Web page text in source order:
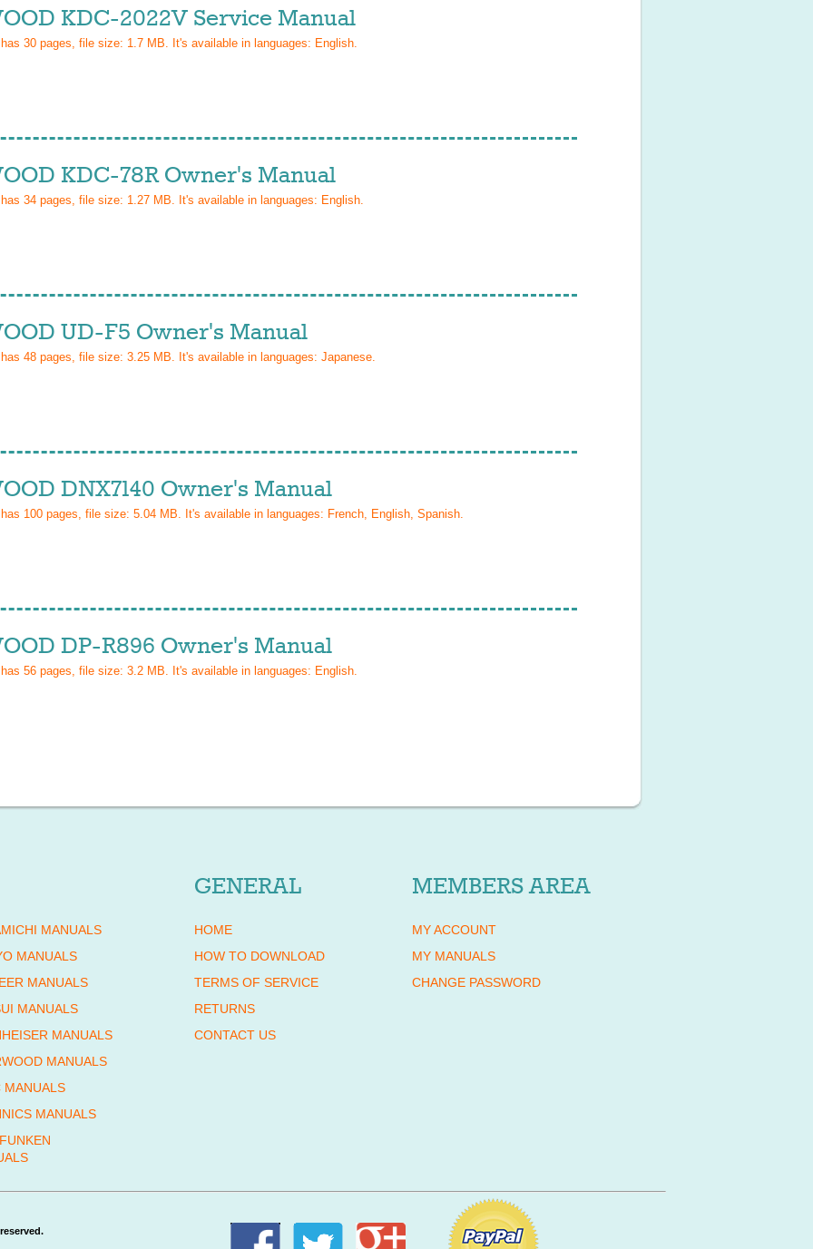
KDC-2022V Service Manual
30 pages, file size: 1.7 MB. It's available in languages: English.
KDC-78R Owner's Manual
34 pages, file size: 1.27 MB. It's available in languages: English.
UD-F5 Owner's Manual
48 pages, file size: 3.25 MB. It's available in languages: Japanese.
DNX7140 Owner's Manual
100 pages, file size: 5.04 MB. It's available in languages: French, English, Spanish.
DP-R896 Owner's Manual
56 pages, file size: 3.2 MB. It's available in languages: English.
MANUALS
MANUALS
MANUALS
MANUALS
MANUALS
MANUALS
MANUALS
MANUALS
GENERAL
HOME
HOW TO DOWNLOAD
TERMS OF SERVICE
RETURNS
CONTACT US
MEMBERS AREA
MY ACCOUNT
MY MANUALS
CHANGE PASSWORD